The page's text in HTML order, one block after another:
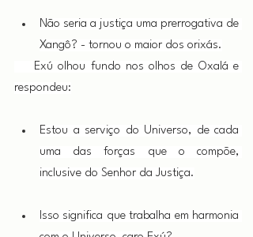
Não seria a justiça uma prerrogativa de
Xangô? - tornou o maior dos orixás.
Exú olhou fundo nos olhos de Oxalá e
respondeu:
Estou a serviço do Universo, de cada
uma das forças que o compõe,
inclusive do Senhor da Justiça.
Isso significa que trabalha em harmonia